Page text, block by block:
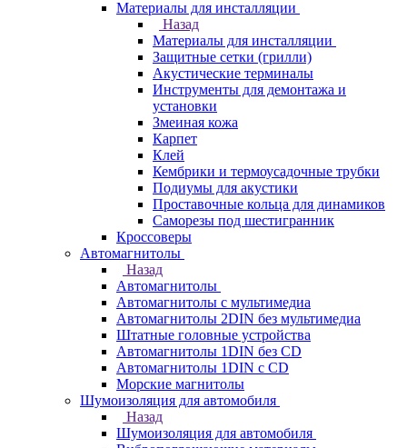
Материалы для инсталляции
Назад
Материалы для инсталляции
Защитные сетки (грилли)
Акустические терминалы
Инструменты для демонтажа и
установки
Змеиная кожа
Карпет
Клей
Кембрики и термоусадочные трубки
Подиумы для акустики
Проставочные кольца для динамиков
Саморезы под шестигранник
Кроссоверы
Автомагнитолы
Назад
Автомагнитолы
Автомагнитолы с мультимедиа
Автомагнитолы 2DIN без мультимедиа
Штатные головные устройства
Автомагнитолы 1DIN без CD
Автомагнитолы 1DIN с CD
Морские магнитолы
Шумоизоляция для автомобиля
Назад
Шумоизоляция для автомобиля